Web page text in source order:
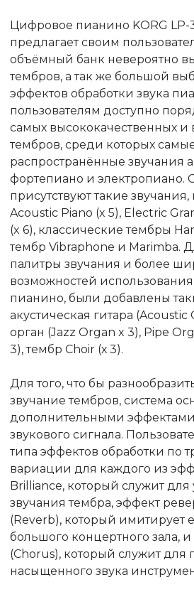
Цифровое пианино KORG LP-
предлагает своим
объёмный банк невероятно
тембров, а так же большой
эффектов обработки звука
пользователям доступно
самых высококачественных и
тембров, среди которых
распространённые звучания
фортепиано и электропиано.
присутствуют такие
Acoustic Piano (x 5), Electric
(x 6), классические тембры
тембр Vibraphone и Marimba.
палитры звучания и более
возможностей
пианино, были добавлены
акустическая гитара
орган (Jazz Organ x 3), Pipe
3), тембр Choir (х 3).
Для того, что бы
звучание тембров, система
дополнительными эффектами
звукового сигнала.
типа эффектов обработки по
вариации для каждого из
Brilliance, который служит для
звучания тембра, эффект
(Reverb), который имитирует
большого концертного зала, и
(Chorus), который служит для
насыщенного звука